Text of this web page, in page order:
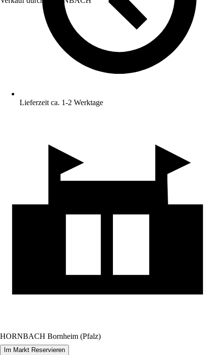
Lieferzeit ca. 1-2 Werktage
HORNBACH Bornheim (Pfalz)
Im Markt Reservieren